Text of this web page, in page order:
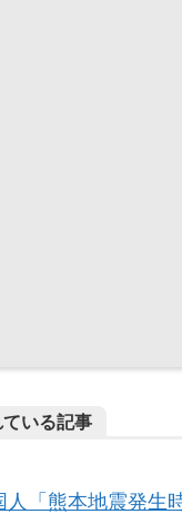
いる記事
人「熊本地震発生